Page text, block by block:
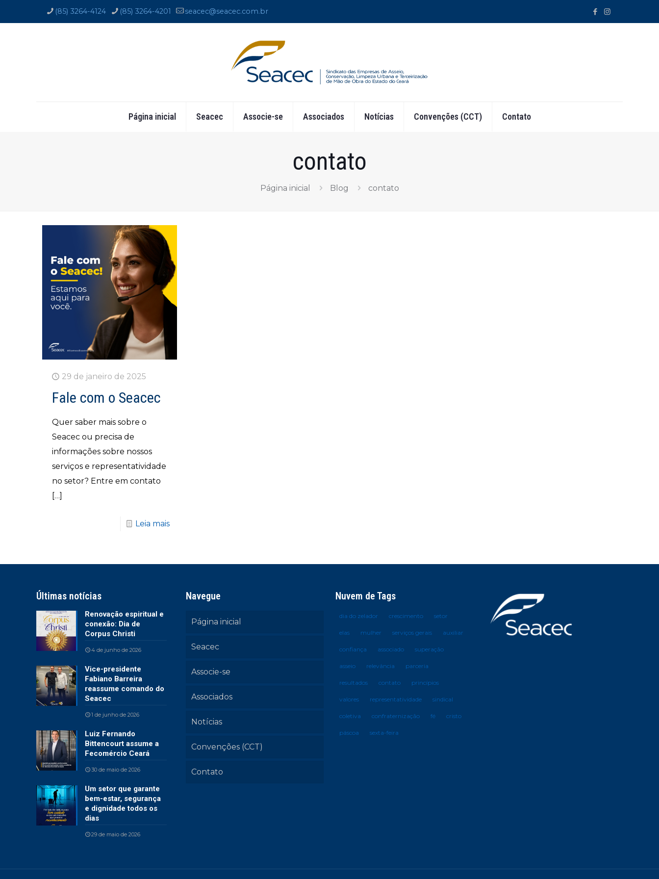
(85) 3264-4124 (85) 3264-4201 seacec@seacec.com.br
Página inicial Seacec Associe-se Associados Notícias Convenções (CCT) Contato
contato
Página inicial Blog contato
29 de janeiro de 2025
Fale com o Seacec
Quer saber mais sobre o
Seacec ou precisa de
informações sobre nossos
serviços e representatividade
no setor? Entre em contato
[…]
Leia mais
Últimas notícias
Renovação espiritual e
conexão: Dia de
Corpus Christi
4 de junho de 2026
Vice-presidente
Fabiano Barreira
reassume comando do
Seacec
1 de junho de 2026
Luiz Fernando
Bittencourt assume a
Fecomércio Ceará
30 de maio de 2026
Um setor que garante
bem-estar, segurança
e dignidade todos os
dias
29 de maio de 2026
Navegue
Página inicial
Seacec
Associe-se
Associados
Notícias
Convenções (CCT)
Contato
Nuvem de Tags
dia do zelador crescimento setor
elas mulher serviços gerais auxiliar
confiança associado superação
asseio relevância parceria
resultados contato princípios
valores representatividade sindical
coletiva confraternização fé cristo
páscoa sexta-feira